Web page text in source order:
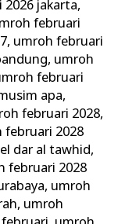
jakarta,
februari
, umroh februari
, umroh
februari
apa,
februari 2028,
februari 2028
dar al tawhid,
februari 2028
, umroh
, umroh